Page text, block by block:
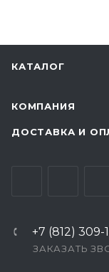
КАТАЛОГ
КОМПАНИЯ
ДОСТАВКА И
+7 (812) 309-
ЗАКАЗАТЬ